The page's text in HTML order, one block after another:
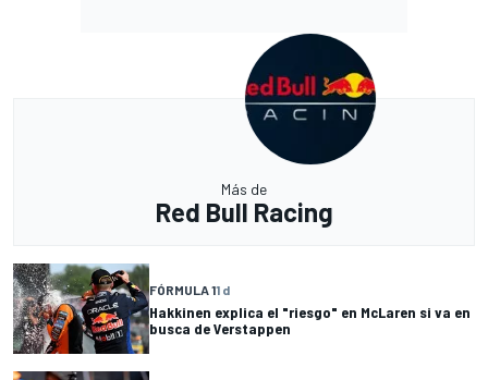
Más de
Red Bull Racing
FÓRMULA 11 d
Hakkinen explica el "riesgo" en McLaren si va en
busca de Verstappen